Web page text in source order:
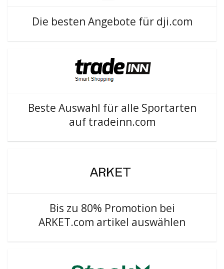
Die besten Angebote für dji.com
Beste Auswahl für alle Sportarten
auf tradeinn.com
Bis zu 80% Promotion bei
ARKET.com artikel auswählen